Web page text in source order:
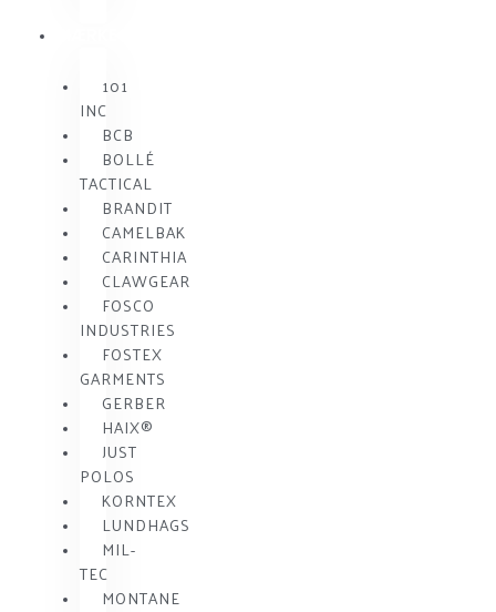
101
INC
BCB
BOLLÉ
TACTICAL
BRANDIT
CAMELBAK
CARINTHIA
CLAWGEAR
FOSCO
INDUSTRIES
FOSTEX
GARMENTS
GERBER
HAIX®
JUST
POLOS
KORNTEX
LUNDHAGS
MIL-
TEC
MONTANE